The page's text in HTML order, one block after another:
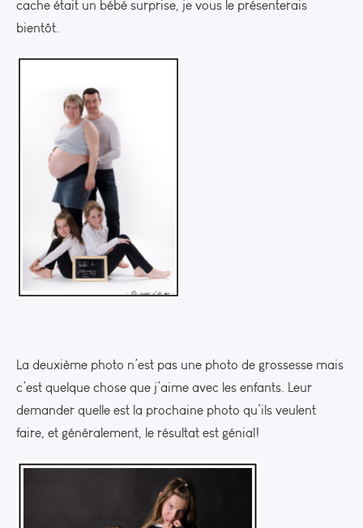
cache était un bébé surprise, je vous le présenterais
bientôt.
La deuxième photo n’est pas une photo de grossesse mais
c’est quelque chose que j’aime avec les enfants. Leur
demander quelle est la prochaine photo qu’ils veulent
faire, et généralement, le résultat est génial!